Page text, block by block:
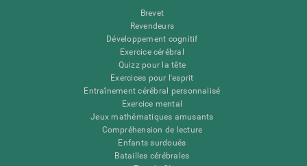
Brevet
Revendeurs
Développement cognitif
Exercice cérébral
Quizz pour la tête
Exercices pour l'esprit
Entraînement cérébral personnalisé
Exercice mental
Jeux mathématiques amusants
Compréhension de lecture
Enfants surdoués
Batailles cérébrales